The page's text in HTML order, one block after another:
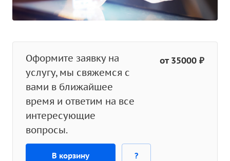
Оформите заявку на
услугу, мы свяжемся с
вами в ближайшее
время и ответим на все
интересующие
вопросы.
от 35000 ₽
В корзину ?